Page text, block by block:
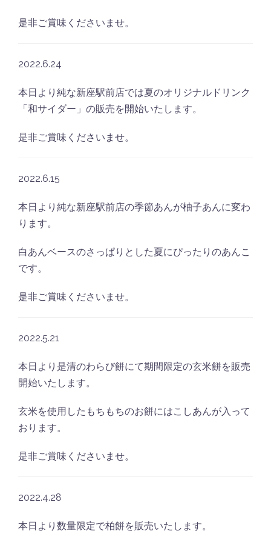
是非ご賞味くださいませ。
2022.6.24
本日より純な新座駅前店では夏のオリジナルドリンク
「和サイダー」の販売を開始いたします。
是非ご賞味くださいませ。
2022.6.15
本日より純な新座駅前店の季節あんが柚子あんに変わ
ります。
白あんベースのさっぱりとした夏にぴったりのあんこ
です。
是非ご賞味くださいませ。
2022.5.21
本日より是清のわらび餅にて期間限定の玄米餅を販売
開始いたします。
玄米を使用したもちもちのお餅にはこしあんが入って
おります。
是非ご賞味くださいませ。
2022.4.28
本日より数量限定で柏餅を販売いたします。